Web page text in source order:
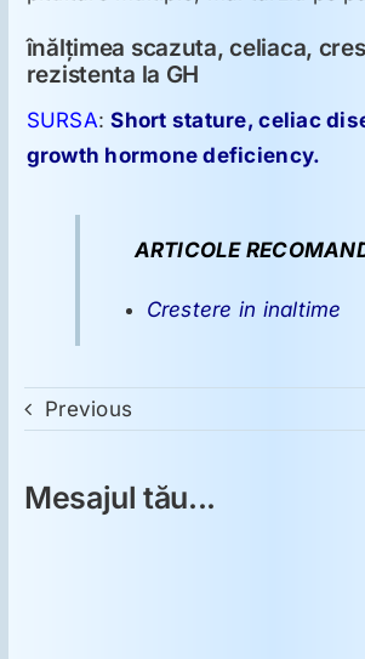
înălţimea scazuta, celiaca,
rezistenta la GH
SURSA:Short stature, celiac
growth hormone deficiency.
ARTICOLE
Crestere in inaltime
Previous
Mesajul tău...